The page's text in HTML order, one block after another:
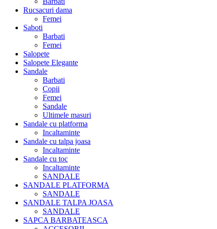
Rucsacuri dama
Femei
Saboti
Barbati
Femei
Salopete
Salopete Elegante
Sandale
Barbati
Copii
Femei
Sandale
Ultimele masuri
Sandale cu platforma
Incaltaminte
Sandale cu talpa joasa
Incaltaminte
Sandale cu toc
Incaltaminte
SANDALE
SANDALE PLATFORMA
SANDALE
SANDALE TALPA JOASA
SANDALE
SAPCA BARBATEASCA